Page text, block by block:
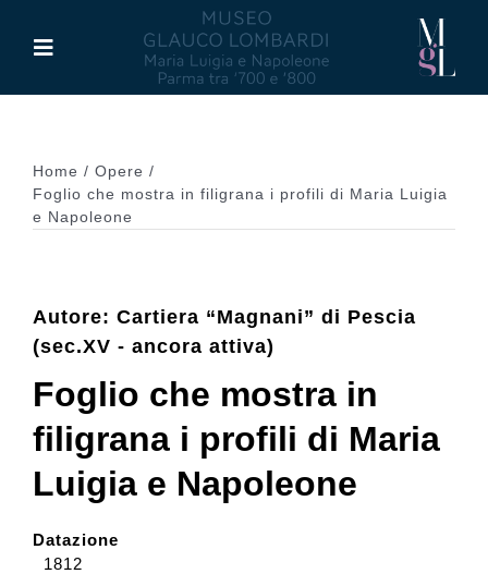
contenuto
Toggle
Maria Luigia d’Asburgo
Attività
Pubblicazioni
Collezione
Home
Opere
Foglio che mostra in filigrana i profili di Maria Luigia
e Napoleone
Autore: Cartiera “Magnani” di Pescia
(sec.XV - ancora attiva)
Foglio che mostra in
filigrana i profili di Maria
Luigia e Napoleone
Datazione
1812